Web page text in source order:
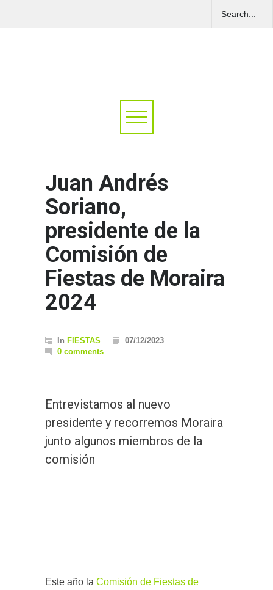
Juan Andrés
Soriano,
presidente de la
Comisión de
Fiestas de Moraira
2024
In FIESTAS
07/12/2023
0 comments
Entrevistamos al nuevo
presidente y recorremos Moraira
junto algunos miembros de la
comisión
Este año la Comisión de Fiestas de